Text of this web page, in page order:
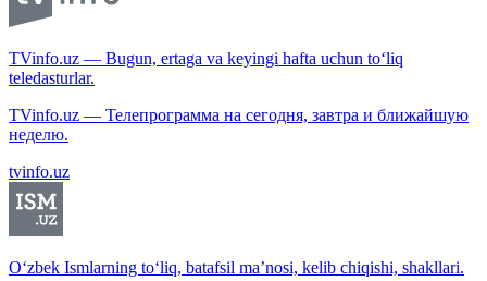
TVinfo.uz — Bugun, ertaga va keyingi hafta uchun to‘liq
teledasturlar.
TVinfo.uz — Телепрограмма на сегодня, завтра и ближайшую
неделю.
tvinfo.uz
O‘zbek Ismlarning to‘liq, batafsil ma’nosi, kelib chiqishi, shakllari.